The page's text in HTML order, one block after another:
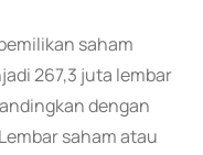
saham
267,3 juta lembar
dengan
saham atau